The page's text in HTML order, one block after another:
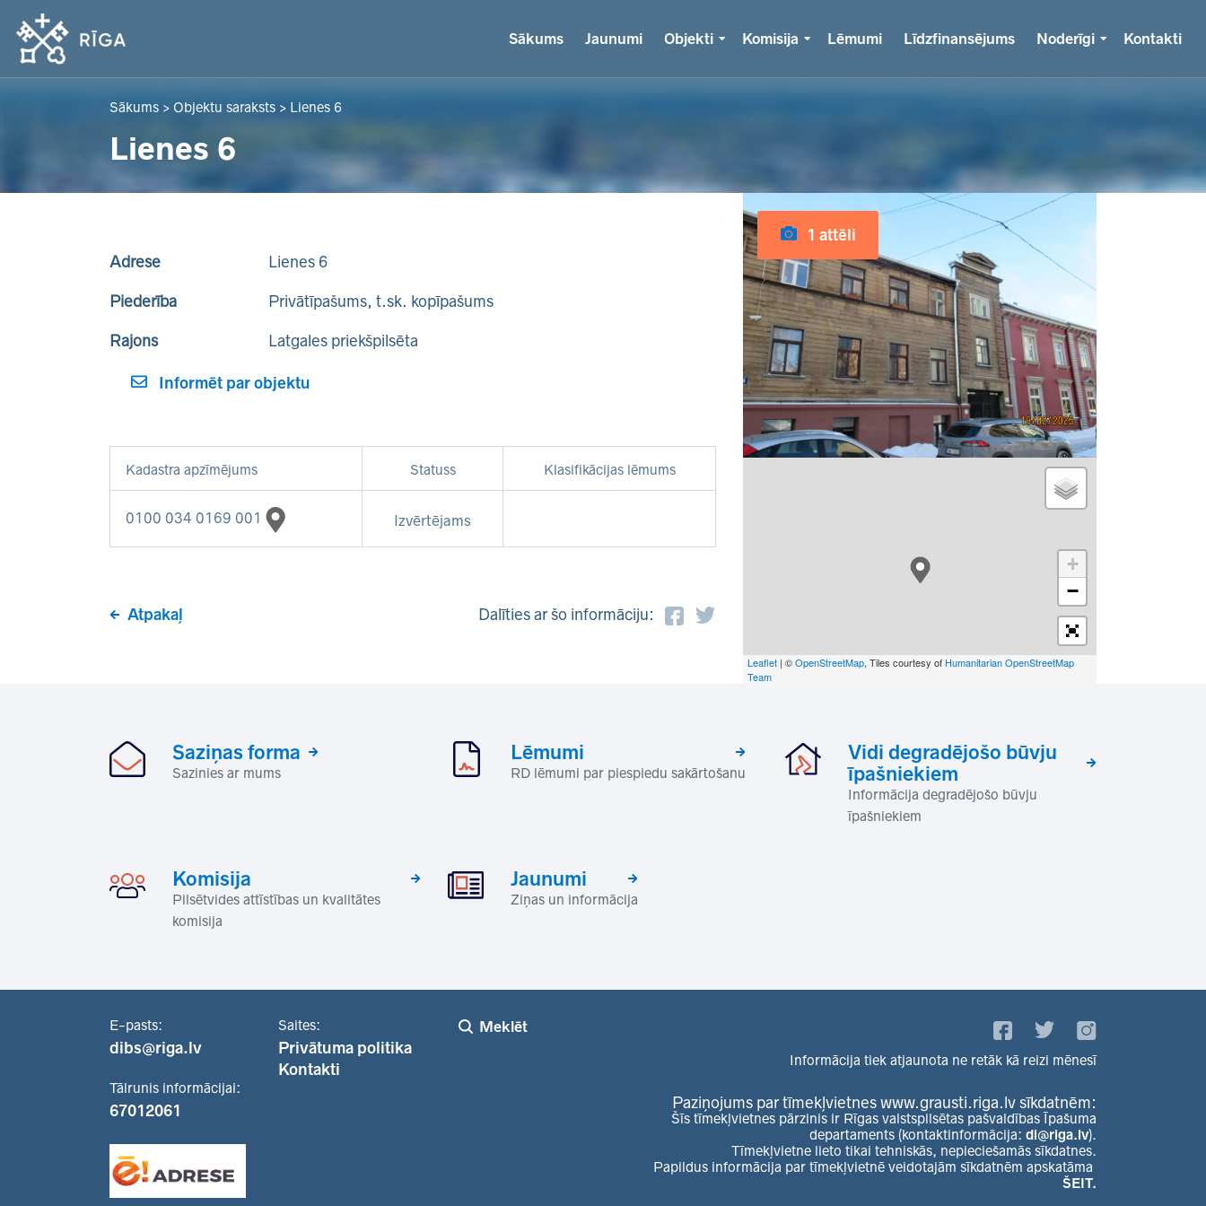
Sākums Jaunumi Objekti Komisija Lēmumi Līdzfinansējums Noderīgi Kontakti
Sākums > Objektu saraksts > Lienes 6
Lienes 6
Adrese Lienes 6
Piederība Privātīpašums, t.sk. kopīpašums
Rajons Latgales priekšpilsēta
Informēt par objektu
Kadastra apzīmējums Statuss Klasifikācijas lēmums
0100 034 0169 001 Izvērtējams
Atpakaļ Dalīties ar šo informāciju:
1 attēli
+
−
Leaflet | ©OpenStreetMap, Tiles courtesy of Humanitarian OpenStreetMap
Team
Saziņas forma
Sazinies ar mums
Lēmumi
RD lēmumi par piespiedu sakārtošanu
Vidi degradējošo būvju
īpašniekiem
Informācija degradējošo būvju
īpašniekiem
Komisija
Pilsētvides attīstības un kvalitātes
komisija
Jaunumi
Ziņas un informācija
E-pasts:
dibs@riga.lv
Tālrunis informācijai:
67012061
Saites:
Privātuma politika
Kontakti
Meklēt
Informācija tiek atjaunota ne retāk kā reizi mēnesī
Paziņojums par tīmekļvietnes www.grausti.riga.lv sīkdatnēm:
Šīs tīmekļvietnes pārzinis ir Rīgas valstspilsētas pašvaldības Īpašuma
departaments (kontaktinformācija: di@riga.lv).
Tīmekļvietne lieto tikai tehniskās, nepieciešamās sīkdatnes.
Papildus informācija par tīmekļvietnē veidotajām sīkdatnēm apskatāma
ŠEIT.